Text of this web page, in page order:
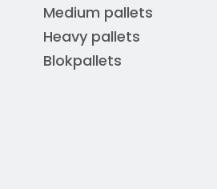
Medium pallets
Heavy pallets
Blokpallets